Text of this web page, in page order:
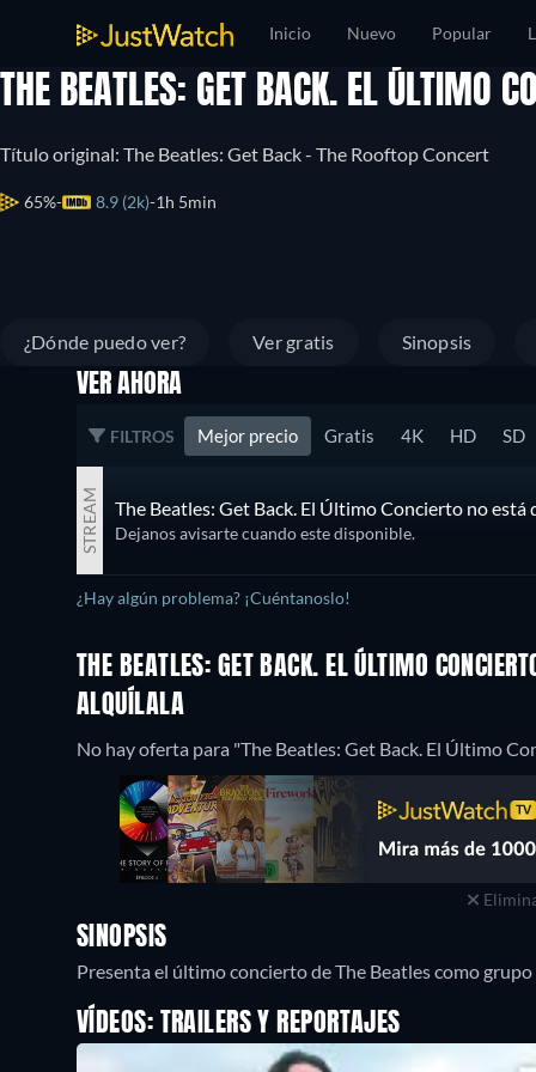
Inicio Nuevo Popular
THE BEATLES: GET BACK. EL ÚLTIMO
Título original: The Beatles: Get Back - The Rooftop Concert
65% 8.9 (2k) 1h 5min
¿Dónde puedo ver? Ver gratis Sinopsis
VER AHORA
FILTROS Mejor precio Gratis 4K HD SD
STREAM The Beatles: Get Back. El Último Concierto no
Dejanos avisarte cuando este disponible.
¿Hay algún problema? ¡Cuéntanoslo!
THE BEATLES: GET BACK. EL ÚLTIMO
ALQUÍLALA
No hay oferta para "The Beatles: Get Back. El Último
SINOPSIS
Presenta el último concierto de The Beatles como
VÍDEOS: TRAILERS Y REPORTAJES